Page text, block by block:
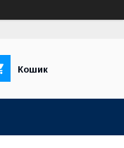
Кошик